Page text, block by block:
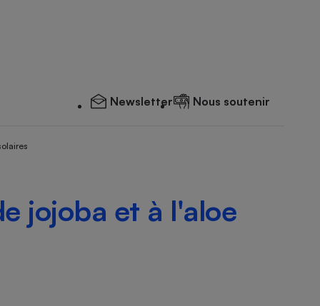
Newsletter Nous soutenir
jojoba et à l'aloe